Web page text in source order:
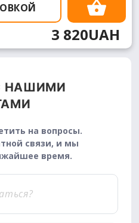
3 820UAH
НАШИМИ
на вопросы.
связи, и мы
время.